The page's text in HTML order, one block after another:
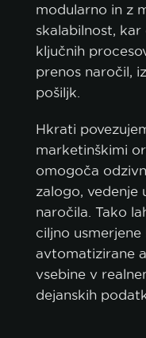
modularno in z
skalabilnost,
ključnih
prenos naročil,
pošiljk.
Hkrati
marketinškimi
omogoča
zalogo, vedenje
naročila. Tako
ciljno
avtomatizirane
vsebine v
dejanskih
SPREJMI